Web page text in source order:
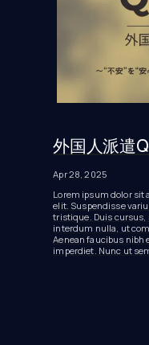
外国人派遣
Apr 28, 2025
Lorem ipsum dolor sit
elit. Suspendisse
tristique. Duis cursus,
interdum nulla, ut
Aenean faucibus nibh
imperdiet. Nunc ut